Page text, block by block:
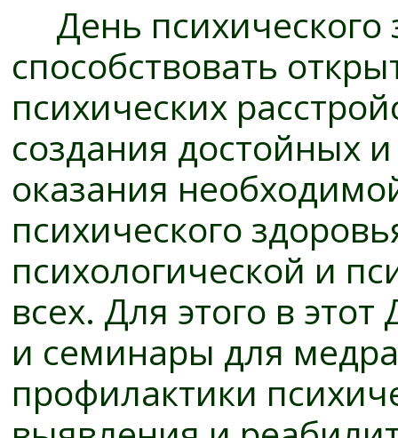
День психического
способствовать
психических
создания достойных
оказания
психического
психологической и
всех. Для этого в
и семинары для
профилактики